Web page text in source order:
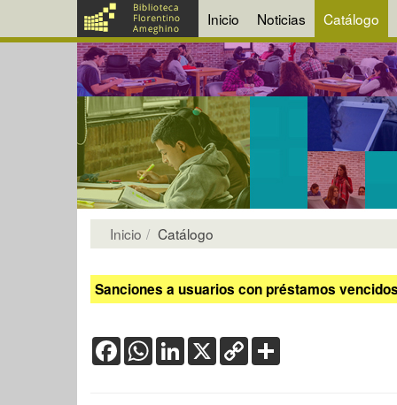
Inicio Noticias Catálogo
Inicio Catálogo
Sanciones a usuarios con préstamos
FacebookWhatsApp
LinkedIn
X Copy
Link